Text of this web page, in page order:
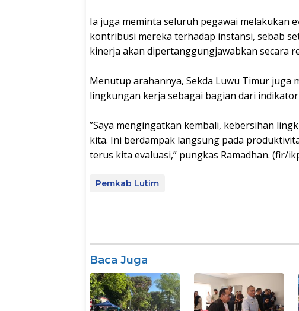
‎Ia juga meminta seluruh pegawai melakukan
kontribusi mereka terhadap instansi, sebab
kinerja akan dipertanggungjawabkan secara
‎Menutup arahannya, Sekda Luwu Timur juga
lingkungan kerja sebagai bagian dari
‎”Saya mengingatkan kembali, kebersihan
kita. Ini berdampak langsung pada
terus kita evaluasi,” pungkas Ramadhan. (fir/
Pemkab Lutim
Baca Juga